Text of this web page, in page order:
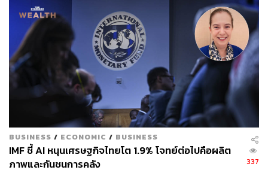
และการกลับมาของนักท่องเที่ยวต่างประเทศ แต่การฟื้นตัวยัง
มีความไม่แน่นอนและยังไม่ทั่วถึง
นอกจากนี้เงินเฟ้อในประเทศไทยมีโอกาสที่จะปรับตัวสูงขึ้น
ถึง 3.5% ในไตรมาสแรก จากต้นทุนพลังงานและราคา
อาหารที่ปรับตัวสูงขึ้น ซึ่งจะกระทบต่อค่าครองชีพโดยเฉพาะ
ของผู้มีรายได้น้อย ในฝั่งนโยบายการเงิน ธนาคารแห่ง
ประเทศไทยน่าจะยังคงให้ความสำคัญต่อการฟื้นตัวของ
เศรษฐกิจมากกว่าเงินเฟ้อ และคงอัตราดอกเบี้ยนโยบายเกือบ
ตลอดทั้งปี ส่วนต่างอัตราดอกเบี้ยภายนอกและภายในประเทศ
จะทำให้ค่าเงินบาทมีความผันผวน โดยเฉพาะอย่างยิ่งใน
ภาวะที่ยังมีการขาดดุลบัญชีเดินสะพัด
BUSINESS / ECONOMIC / BUSINESS
IMF ชี้ AI หนุนเศรษฐกิจไทยโต 1.9% โจทย์ต่อไปคือผลิต
ภาพและกันชนการคลัง
337